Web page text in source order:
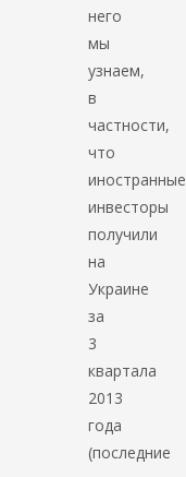
него
мы
узнаем,
в
частности,
что
иностранные
инвесторы
получили
на
Украине
за
3
квартала
2013
года
(последние